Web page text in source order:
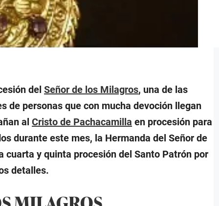
delSeñor de los Milagros, una de las
de personas que con mucha devoción llegan
alCristo de Pachacamilla en procesión para
durante este mes, la Hermanda del Señor de
y quinta procesión del Santo Patrón por
detalles.